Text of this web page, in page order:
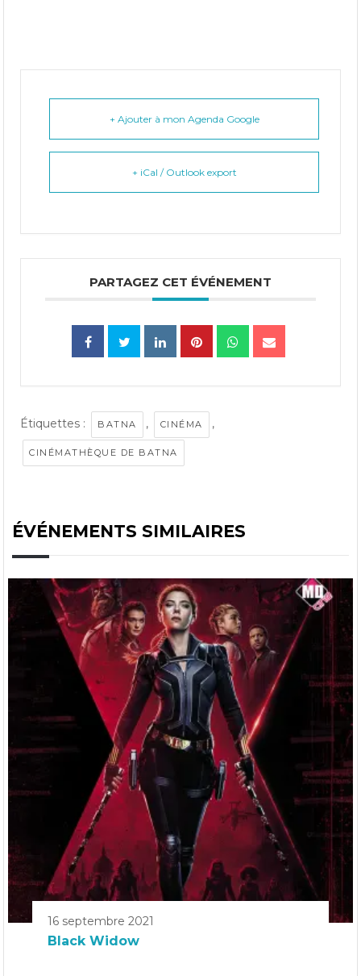
+ Ajouter à mon Agenda Google
+ iCal / Outlook export
PARTAGEZ CET ÉVÉNEMENT
Étiquettes : BATNA , CINÉMA ,
CINÉMATHÈQUE DE BATNA
ÉVÉNEMENTS SIMILAIRES
16 septembre 2021
Black Widow